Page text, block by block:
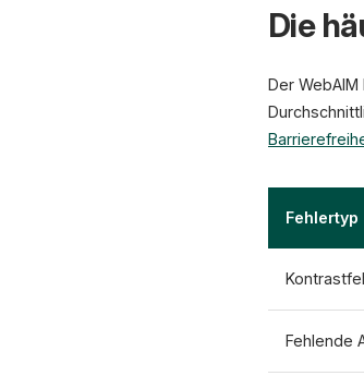
Die
Der
Fehlertyp
Fehlende